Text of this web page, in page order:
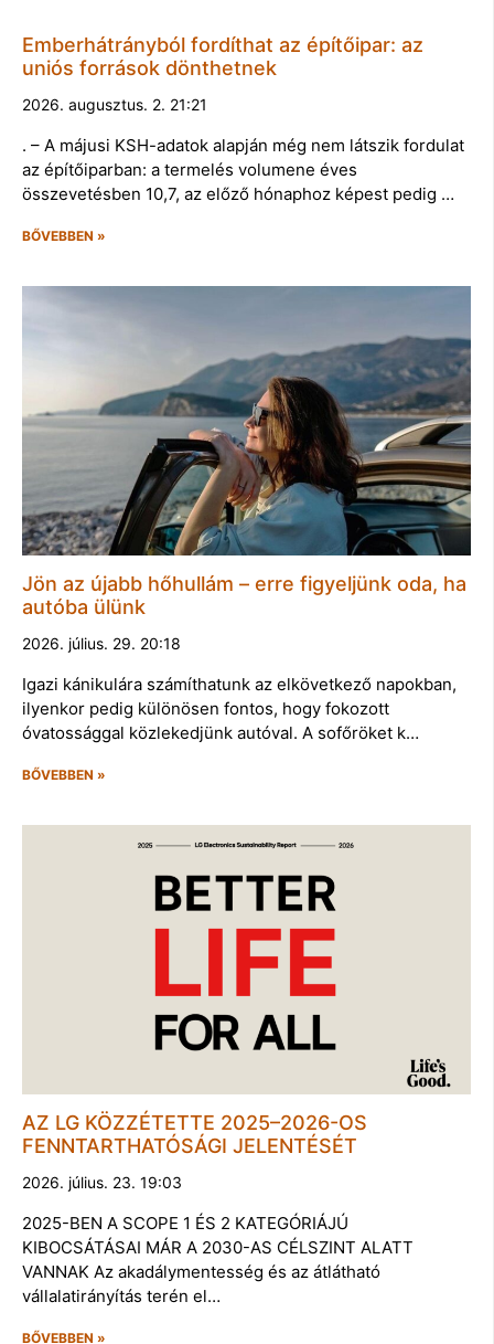
Emberhátrányból fordíthat az építőipar: az
uniós források dönthetnek
2026. augusztus. 2. 21:21
. – A májusi KSH-adatok alapján még nem látszik fordulat
az építőiparban: a termelés volumene éves
összevetésben 10,7, az előző hónaphoz képest pedig …
BŐVEBBEN »
Jön az újabb hőhullám – erre figyeljünk oda, ha
autóba ülünk
2026. július. 29. 20:18
Igazi kánikulára számíthatunk az elkövetkező napokban,
ilyenkor pedig különösen fontos, hogy fokozott
óvatossággal közlekedjünk autóval. A sofőröket k…
BŐVEBBEN »
AZ LG KÖZZÉTETTE 2025–2026-OS
FENNTARTHATÓSÁGI JELENTÉSÉT
2026. július. 23. 19:03
2025-BEN A SCOPE 1 ÉS 2 KATEGÓRIÁJÚ
KIBOCSÁTÁSAI MÁR A 2030-AS CÉLSZINT ALATT
VANNAK Az akadálymentesség és az átlátható
vállalatirányítás terén el…
BŐVEBBEN »